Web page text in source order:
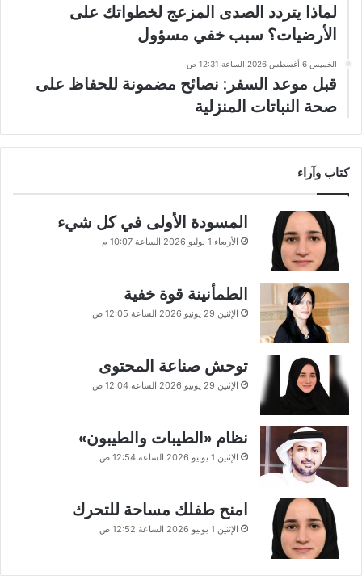
لماذا يتردد الصدى المزعج لخطواتك على
الأرضيات؟ سبب خفي مسؤول
الخميس 6 أغسطس 2026 الساعة 12:31 ص
قبل موعد السفر: نصائح مضمونة للحفاظ على
صحة النباتات المنزلية
كتاب وآراء
المسودة الأولى في كل شيء
الأربعاء 1 يوليو 2026 الساعة 10:07 م
الطمأنينة قوة خفية
الإثنين 29 يونيو 2026 الساعة 12:05 ص
توحش صناعة المحتوى
الإثنين 29 يونيو 2026 الساعة 12:04 ص
نظام «الطيبات والطيبون»
الإثنين 1 يونيو 2026 الساعة 12:54 ص
امنح طفلك مساحة للتحرك
الإثنين 1 يونيو 2026 الساعة 12:52 ص